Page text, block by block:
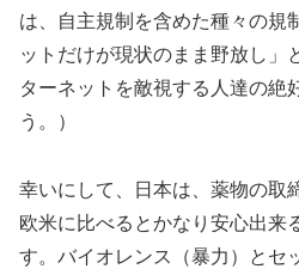
は、自主規制を含めた種々の規
ットだけが現状のまま野放し」
ターネットを敵視する人達の絶
う。）
幸いにして、日本は、薬物の取
欧米に比べるとかなり安心出来
す。バイオレンス（暴力）とセ